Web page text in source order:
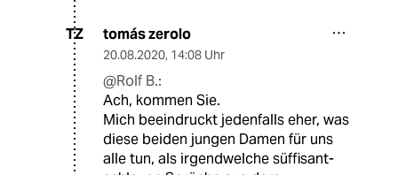
TZ tomás zerolo
20.08.2020, 14:08 Uhr
@Rolf B.:
Ach, kommen Sie.
Mich beeindruckt jedenfalls eher, was
diese beiden jungen Damen für uns
alle tun, als irgendwelche süffisant-